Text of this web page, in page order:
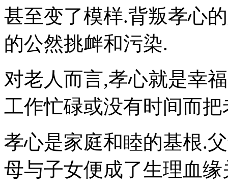
甚至变了模样.背叛孝心
的公然挑衅和污染.
对老人而言,孝心就是幸
工作忙碌或没有时间而
孝心是家庭和睦的基根.
母与子女便成了生理血